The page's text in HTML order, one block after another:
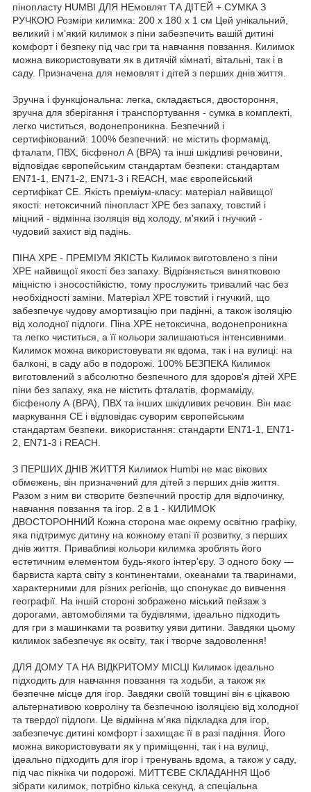
пінопласту HUMBI ДЛЯ НЕмовлят ТА ДІТЕЙ + СУМКА З
РУЧКОЮ Розміри килимка: 200 x 180 x 1 см Цей унікальний,
великий і м’який килимок з піни забезпечить вашій дитині
комфорт і безпеку під час гри та навчання повзання. Килимок
можна використовувати як в дитячій кімнаті, вітальні, так і в
саду. Призначена для немовлят і дітей з перших днів життя.
Зручна і функціональна: легка, складається, двостороння,
зручна для зберігання і транспортування - сумка в комплекті,
легко чиститься, водонепроникна. Безпечний і
сертифікований: 100% безпечний: не містить формамід,
фталати, ПВХ, бісфенол А (BPA) та інші шкідливі речовини,
відповідає європейським стандартам безпеки: стандартам
EN71-1, EN71-2, EN71-3 і REACH, має європейський
сертифікат CE. Якість преміум-класу: матеріал найвищої
якості: нетоксичний пінопласт XPE без запаху, товстий і
міцний - відмінна ізоляція від холоду, м'який і гнучкий -
чудовий захист від падінь.
ПІНА XPE - ПРЕМІУМ ЯКІСТЬ Килимок виготовлено з піни
XPE найвищої якості без запаху. Відрізняється винятковою
міцністю і зносостійкістю, тому прослужить тривалий час без
необхідності заміни. Матеріал XPE товстий і гнучкий, що
забезпечує чудову амортизацію при падінні, а також ізоляцію
від холодної підлоги. Піна XPE нетоксична, водонепроникна
та легко чиститься, а її кольори залишаються інтенсивними.
Килимок можна використовувати як вдома, так і на вулиці: на
балконі, в саду або в подорожі. 100% БЕЗПЕКА Килимок
виготовлений з абсолютно безпечного для здоров'я дітей XPE
піни без запаху, яка не містить фталатів, формаміду,
бісфенолу А (BPA), ПВХ та інших шкідливих речовин. Він має
маркування CE і відповідає суворим європейським
стандартам безпеки. використання: стандарти EN71-1, EN71-
2, EN71-3 і REACH.
З ПЕРШИХ ДНІВ ЖИТТЯ Килимок Humbi не має вікових
обмежень, він призначений для дітей з перших днів життя.
Разом з ним ви створите безпечний простір для відпочинку,
навчання повзання та ігор. 2 в 1 - КИЛИМОК
ДВОСТОРОННИЙ Кожна сторона має окрему освітню графіку,
яка підтримує дитину на кожному етапі її розвитку, з перших
днів життя. Привабливі кольори килимка зроблять його
естетичним елементом будь-якого інтер'єру. З одного боку —
барвиста карта світу з континентами, океанами та тваринами,
характерними для різних регіонів, що спонукає до вивчення
географії. На іншій стороні зображено міський пейзаж з
дорогами, автомобілями та будівлями, ідеально підходить
для гри з машинками та розвитку уяви дитини. Завдяки цьому
килимок забезпечує як освіту, так і творче задоволення!
ДЛЯ ДОМУ ТА НА ВІДКРИТОМУ МІСЦІ Килимок ідеально
підходить для навчання повзання та ходьби, а також як
безпечне місце для ігор. Завдяки своїй товщині він є цікавою
альтернативою ковроліну та безпечною ізоляцією від холодної
та твердої підлоги. Це відмінна м'яка підкладка для ігор,
забезпечує дитині комфорт і захищає її в разі падіння. Його
можна використовувати як у приміщенні, так і на вулиці,
ідеально підходить для ігор і тренувань вдома, а також у саду,
під час пікніка чи подорожі. МИТТЄВЕ СКЛАДАННЯ Щоб
зібрати килимок, потрібно кілька секунд, а спеціальна